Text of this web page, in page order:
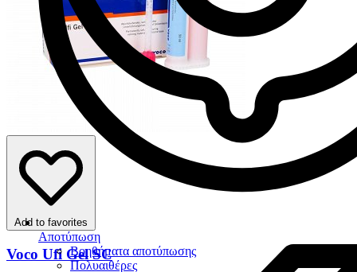
Αποτύπωση
Βοηθήματα αποτύπωσης
Πολυαιθέρες
Add to favorites
Voco Ufi Gel SC